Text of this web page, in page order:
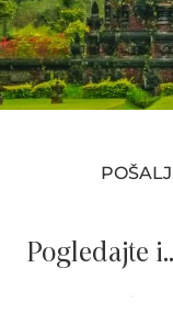
Pogledajte